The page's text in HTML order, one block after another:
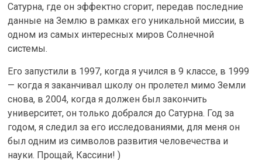
Сатурна, где он эффектно сгорит, передав последние
данные на Землю в рамках его уникальной миссии, в
одном из самых интересных миров Солнечной
системы.
Его запустили в 1997, когда я учился в 9 классе, в 1999
— когда я заканчивал школу он пролетел мимо Земли
снова, в 2004, когда я должен был закончить
университет, он только добрался до Сатурна. Год за
годом, я следил за его исследованиями, для меня он
был одним из символов развития человечества и
науки. Прощай, Кассини! )